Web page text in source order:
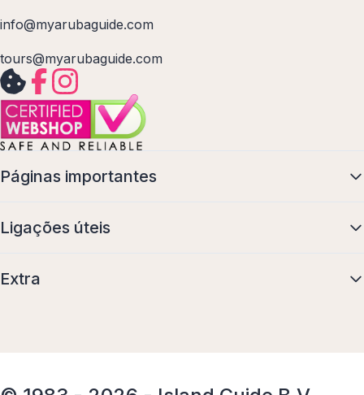
info@myarubaguide.com
tours@myarubaguide.com
Páginas importantes
Ligações úteis
Extra